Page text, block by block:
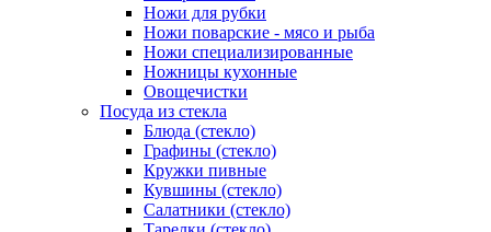
Ножи для рубки
Ножи поварские - мясо и рыба
Ножи специализированные
Ножницы кухонные
Овощечистки
Посуда из стекла
Блюда (стекло)
Графины (стекло)
Кружки пивные
Кувшины (стекло)
Салатники (стекло)